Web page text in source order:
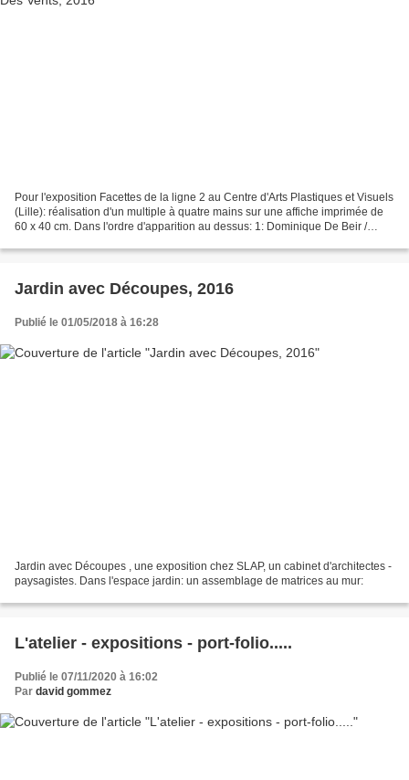
Pour l'exposition Facettes de la ligne 2 au Centre d'Arts Plastiques et Visuels
(Lille): réalisation d'un multiple à quatre mains sur une affiche imprimée de
60 x 40 cm. Dans l'ordre d'apparition au dessus: 1: Dominique De Beir /
Jardin avec Découpes, 2016
Publié le 01/05/2018 à 16:28
Jardin avec Découpes , une exposition chez SLAP, un cabinet d'architectes -
paysagistes. Dans l'espace jardin: un assemblage de matrices au mur:
L'atelier - expositions - port-folio.....
Publié le 07/11/2020 à 16:02
Par david gommez